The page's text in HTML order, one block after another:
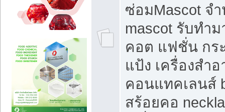
ซ่อมMascot จ
mascot รับทำ
คอต แฟชั่น กระ
แป้ง เครื่องสำ
คอนแทคเลนส์
สร้อยคอ